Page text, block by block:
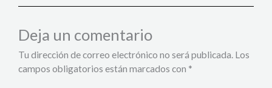
Deja un comentario
Tu dirección de correo electrónico no será publicada. Los
campos obligatorios están marcados con *